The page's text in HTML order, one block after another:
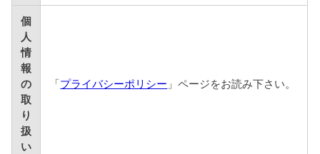
個
人
情
報
の
取
り
扱
い
「 プライバシーポリシー 」ページをお読み下さい。